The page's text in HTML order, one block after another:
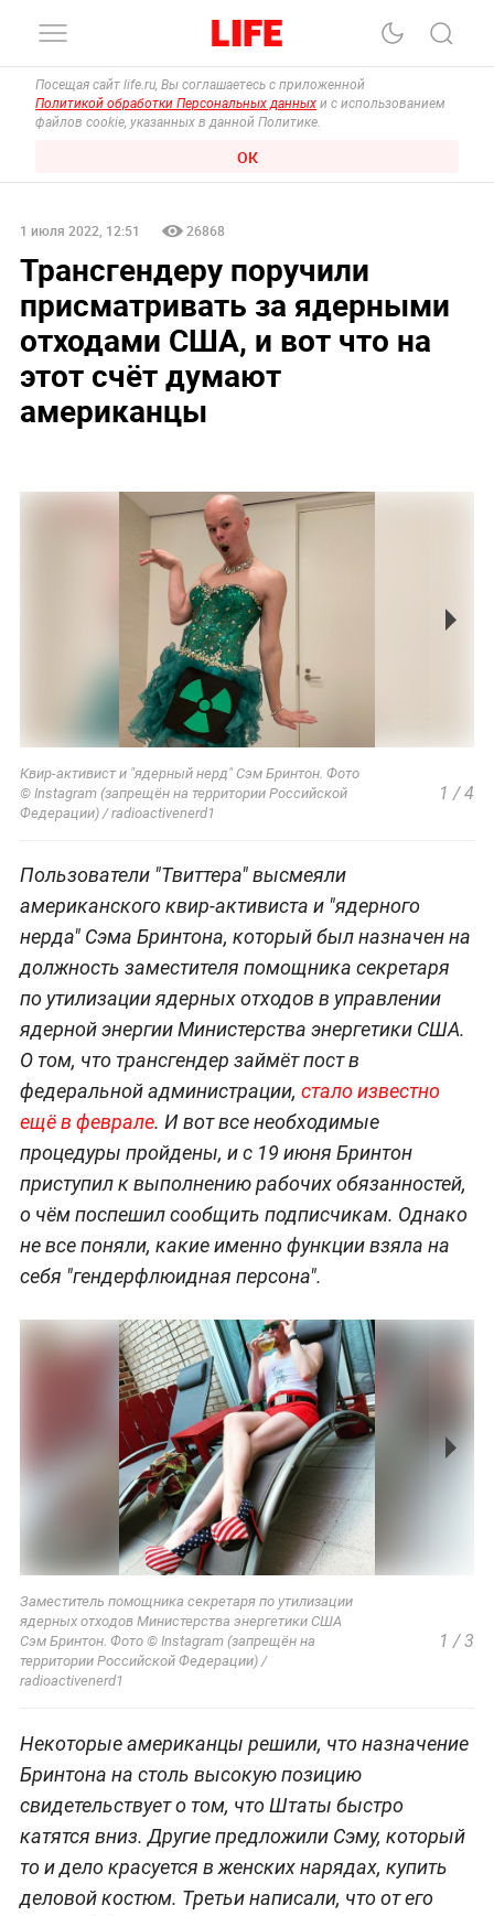
Посещая сайт life.ru, Вы соглашаетесь с приложенной
Политикой обработки Персональных данных и с использованием
файлов cookie, указанных в данной Политике.
ОК
1 июля 2022, 12:51 26868
Трансгендеру поручили
присматривать за ядерными
отходами США, и вот что на
этот счёт думают
американцы
Квир-активист и "ядерный нерд" Сэм Бринтон. Фото
© Instagram (запрещён на территории Российской
Федерации) / radioactivenerd1
1 /4
Пользователи "Твиттера" высмеяли
американского квир-активиста и "ядерного
нерда" Сэма Бринтона, который был назначен на
должность заместителя помощника секретаря
по утилизации ядерных отходов в управлении
ядерной энергии Министерства энергетики США.
О том, что трансгендер займёт пост в
федеральной администрации, стало известно
ещё в феврале. И вот все необходимые
процедуры пройдены, и с 19 июня Бринтон
приступил к выполнению рабочих обязанностей,
о чём поспешил сообщить подписчикам. Однако
не все поняли, какие именно функции взяла на
себя "гендерфлюидная персона".
Заместитель помощника секретаря по утилизации
ядерных отходов Министерства энергетики США
Сэм Бринтон. Фото © Instagram (запрещён на
территории Российской Федерации) /
radioactivenerd1
1 /3
Некоторые американцы решили, что назначение
Бринтона на столь высокую позицию
свидетельствует о том, что Штаты быстро
катятся вниз. Другие предложили Сэму, который
то и дело красуется в женских нарядах, купить
деловой костюм. Третьи написали, что от его